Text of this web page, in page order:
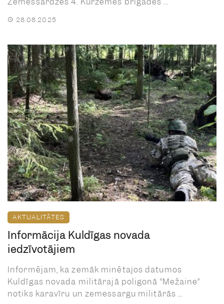
28.08.2025
AKTUALITĀTES
Informācija Kuldīgas novada
iedzīvotājiem
Informējam, ka zemāk minētajos datumos
Kuldīgas novada militārajā poligonā “Mežaine”
notiks karavīru un zemessargu militārās ...